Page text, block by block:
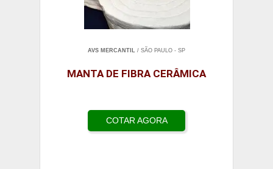
AVS MERCANTIL / SÃO PAULO - SP
MANTA DE FIBRA CERÂMICA
COTAR AGORA